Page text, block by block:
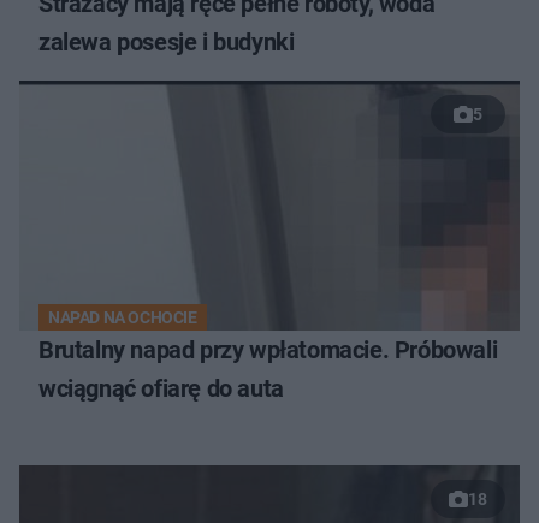
zalewa posesje i budynki
5
NAPAD NA OCHOCIE
Brutalny napad przy wpłatomacie. Próbowali
wciągnąć ofiarę do auta
18